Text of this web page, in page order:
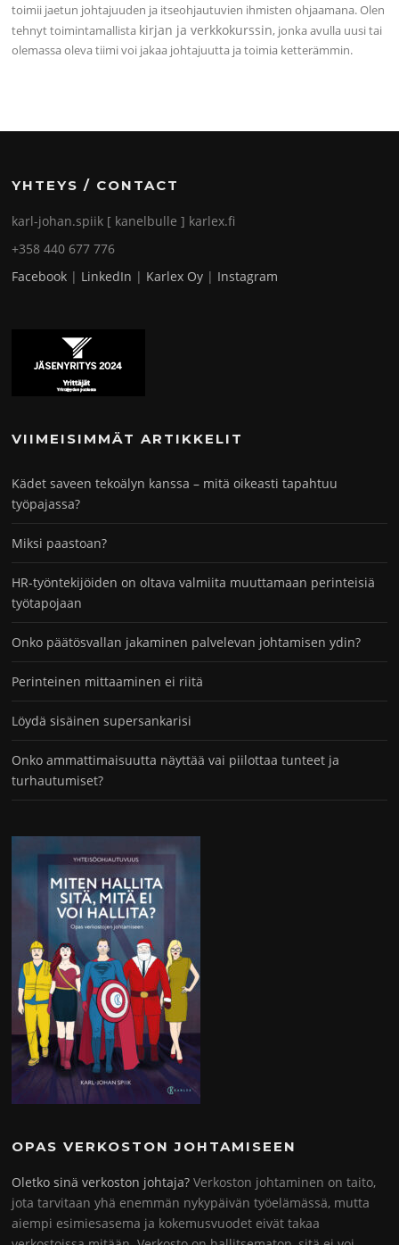
toimii jaetun johtajuuden ja itseohjautuvien ihmisten ohjaamana. Olen
tehnyt toimintamallista kirjan ja verkkokurssin, jonka avulla uusi tai
olemassa oleva tiimi voi jakaa johtajuutta ja toimia ketterämmin.
YHTEYS / CONTACT
karl-johan.spiik [ kanelbulle ] karlex.fi
+358 440 677 776
Facebook | LinkedIn | Karlex Oy | Instagram
VIIMEISIMMÄT ARTIKKELIT
Kädet saveen tekoälyn kanssa – mitä oikeasti tapahtuu
työpajassa?
Miksi paastoan?
HR-työntekijöiden on oltava valmiita muuttamaan perinteisiä
työtapojaan
Onko päätösvallan jakaminen palvelevan johtamisen ydin?
Perinteinen mittaaminen ei riitä
Löydä sisäinen supersankarisi
Onko ammattimaisuutta näyttää vai piilottaa tunteet ja
turhautumiset?
OPAS VERKOSTON JOHTAMISEEN
Oletko sinä verkoston johtaja? Verkoston johtaminen on taito,
jota tarvitaan yhä enemmän nykypäivän työelämässä, mutta
aiempi esimiesasema ja kokemusvuodet eivät takaa